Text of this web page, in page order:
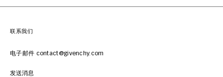
联系我们
电子邮件 contact@givenchy.com
发送消息